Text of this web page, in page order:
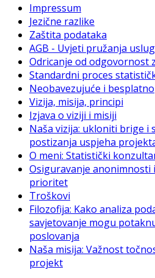
Impressum
Jezične razlike
Zaštita podataka
AGB - Uvjeti pružanja
Odricanje od odgovornost
Standardni proces
Neobavezujuće i besplatno
Vizija, misija, principi
Izjava o viziji i misiji
Naša vizija: ukloniti brige i
postizanja uspjeha
O meni: Statistički
Osiguravanje anonimnosti
prioritet
Troškovi
Filozofija: Kako analiza
savjetovanje mogu
poslovanja
Naša misija: Važnost
projekt